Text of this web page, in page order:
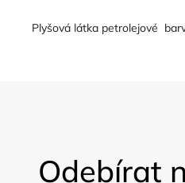
Plyšová látka petrolejové
Odebírat